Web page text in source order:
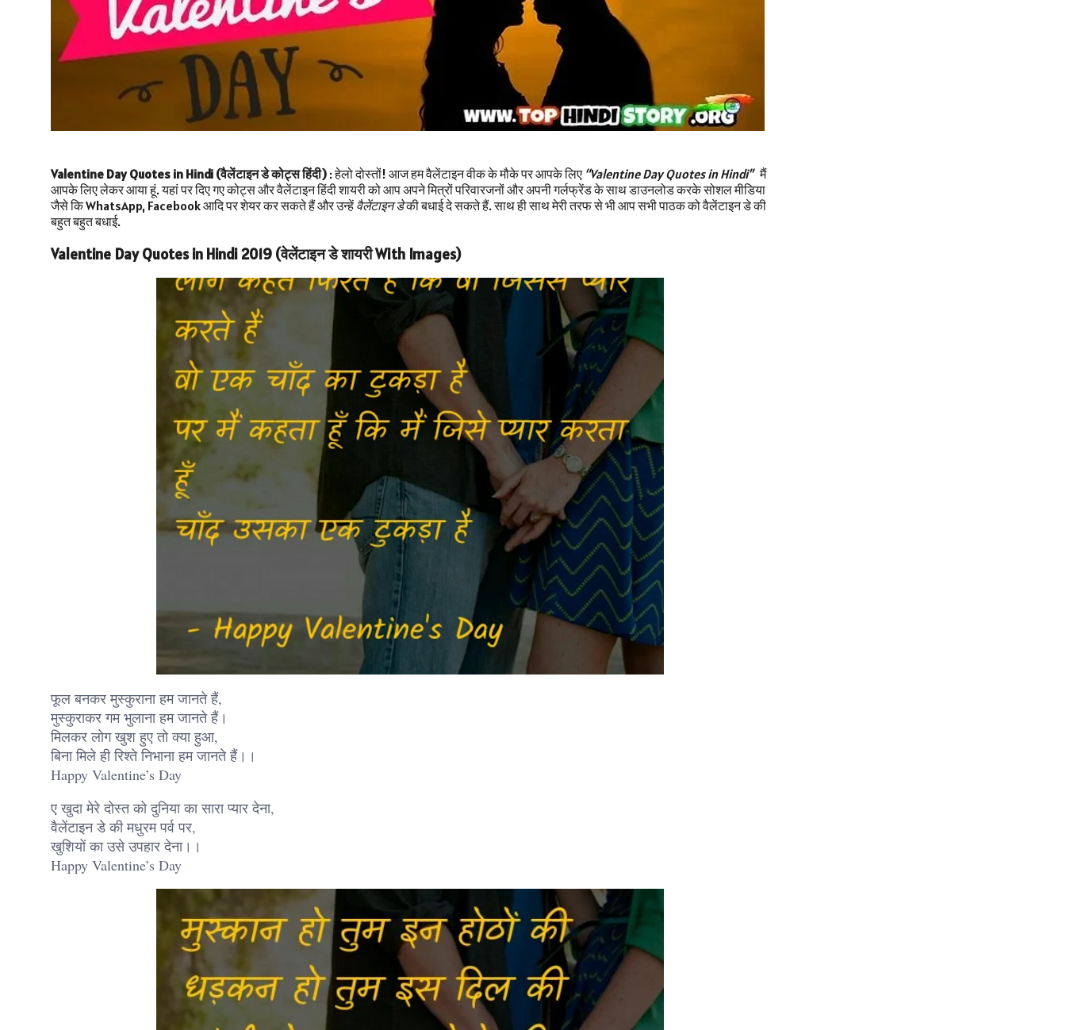
Valentine Day Quotes in Hindi (वैलेंटाइन डे कोट्स हिंदी) : हेलो दोस्तों! आज हम वैलेंटाइन वीक के मौके पर आपके लिए “Valentine Day Quotes in Hindi”मैं
आपके लिए लेकर आया हूं. यहां पर दिए गए कोट्स और वैलेंटाइन हिंदी शायरी को आप अपने मित्रों परिवारजनों और अपनी गर्लफ्रेंड के साथ डाउनलोड करके सोशल मीडिया
जैसे कि WhatsApp, Facebook आदि पर शेयर कर सकते हैं और उन्हें वैलेंटाइन डेकी बधाई दे सकते हैं. साथ ही साथ मेरी तरफ से भी आप सभी पाठक को वैलेंटाइन डे की
बहुत बहुत बधाई.
Valentine Day Quotes in Hindi 2019 (वेलेंटाइन डे शायरी With Images)
फूल बनकर मुस्कुराना हम जानते हैं,
मुस्कुराकर गम भुलाना हम जानते हैं।
मिलकर लोग खुश हुए तो क्या हुआ,
बिना मिले ही रिश्ते निभाना हम जानते हैं।।
Happy Valentine’s Day
ए खुदा मेरे दोस्त को दुनिया का सारा प्यार देना,
वैलेंटाइन डे की मधुरम पर्व पर,
खुशियों का उसे उपहार देना।।
Happy Valentine’s Day